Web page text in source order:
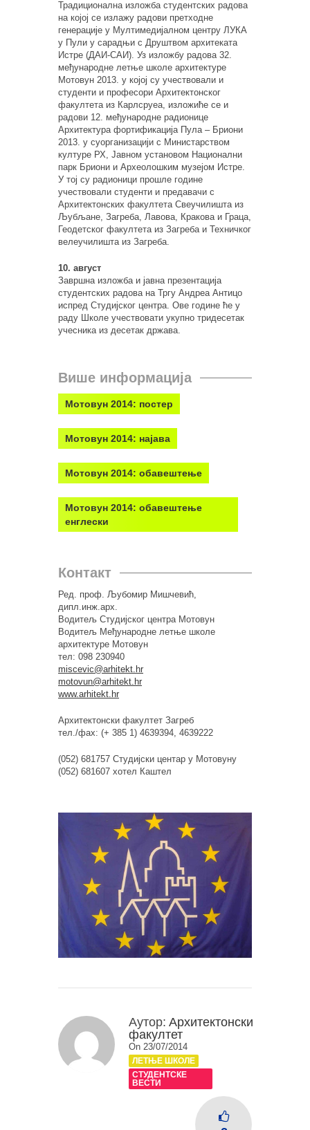
Традиционална изложба студентских радова
на којој се излажу радови претходне
генерације у Мултимедијалном центру ЛУКА
у Пули у сарадњи с Друштвом архитеката
Истре (ДАИ-САИ). Уз изложбу радова 32.
међународне летње школе архитектуре
Мотовун 2013. у којој су учествовали и
студенти и професори Архитектонског
факултета из Карлсруеа, изложиће се и
радови 12. међународне радионице
Архитектура фортификација Пула – Бриони
2013. у суорганизацији с Министарством
културе РХ, Јавном установом Национални
парк Бриони и Археолошким музејом Истре.
У тој су радионици прошле године
учествовали студенти и предавачи с
Архитектонских факултета Свеучилишта из
Љубљане, Загреба, Лавова, Кракова и Граца,
Геодетског факултета из Загреба и Техничког
велеучилишта из Загреба.
10. август
Завршна изложба и јавна презентација
студентских радова на Тргу Андреа Антицо
испред Студијског центра. Ове године ће у
раду Школе учествовати укупно тридесетак
учесника из десетак држава.
Више информација
Мотовун 2014: постер
Мотовун 2014: најава
Мотовун 2014: обавештење
Мотовун 2014: обавештење
енглески
Контакт
Ред. проф. Љубомир Мишчевић,
дипл.инж.арх.
Водитељ Студијског центра Мотовун
Водитељ Међународне летње школе
архитектуре Мотовун
тел: 098 230940
miscevic@arhitekt.hr
motovun@arhitekt.hr
www.arhitekt.hr
Архитектонски факултет Загреб
тел./фаx: (+ 385 1) 4639394, 4639222
(052) 681757 Студијски центар у Мотовуну
(052) 681607 хотел Каштел
Аутор: Архитектонски
факултет
On 23/07/2014
ЛЕТЊЕ ШКОЛЕ
СТУДЕНТСКЕ
ВЕСТИ